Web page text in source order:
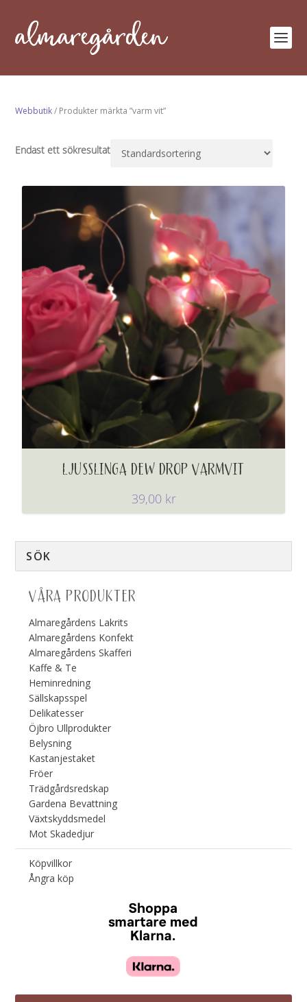
Webbutik/ Produkter märkta ”varm vit”
Endast ett sökresultat
LJUSSLINGA DEW DROP VARMVIT
39,00 kr
VÅRA PRODUKTER
Almaregårdens Lakrits
Almaregårdens Konfekt
Almaregårdens Skafferi
Kaffe & Te
Heminredning
Sällskapsspel
Delikatesser
Öjbro Ullprodukter
Belysning
Kastanjestaket
Fröer
Trädgårdsredskap
Gardena Bevattning
Växtskyddsmedel
Mot Skadedjur
Köpvillkor
Ångra köp